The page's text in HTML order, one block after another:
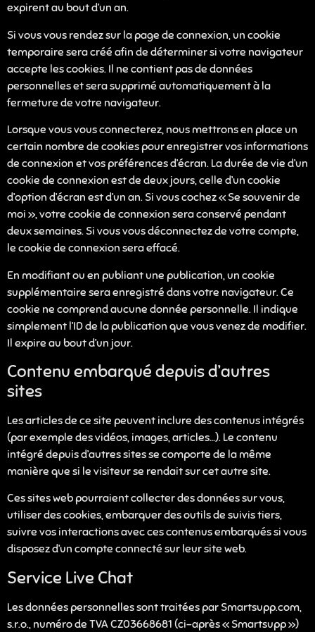
expirent au bout d’un an.
Si vous vous rendez sur la page de connexion, un cookie
temporaire sera créé afin de déterminer si votre navigateur
accepte les cookies. Il ne contient pas de données
personnelles et sera supprimé automatiquement à la
fermeture de votre navigateur.
Lorsque vous vous connecterez, nous mettrons en place un
certain nombre de cookies pour enregistrer vos informations
de connexion et vos préférences d’écran. La durée de vie d’un
cookie de connexion est de deux jours, celle d’un cookie
d’option d’écran est d’un an. Si vous cochez « Se souvenir de
moi », votre cookie de connexion sera conservé pendant
deux semaines. Si vous vous déconnectez de votre compte,
le cookie de connexion sera effacé.
En modifiant ou en publiant une publication, un cookie
supplémentaire sera enregistré dans votre navigateur. Ce
cookie ne comprend aucune donnée personnelle. Il indique
simplement l’ID de la publication que vous venez de modifier.
Il expire au bout d’un jour.
Contenu embarqué depuis d’autres
sites
Les articles de ce site peuvent inclure des contenus intégrés
(par exemple des vidéos, images, articles…). Le contenu
intégré depuis d’autres sites se comporte de la même
manière que si le visiteur se rendait sur cet autre site.
Ces sites web pourraient collecter des données sur vous,
utiliser des cookies, embarquer des outils de suivis tiers,
suivre vos interactions avec ces contenus embarqués si vous
disposez d’un compte connecté sur leur site web.
Service Live Chat
Les données personnelles sont traitées par Smartsupp.com,
s.r.o., numéro de TVA CZ03668681 (ci-après « Smartsupp »)